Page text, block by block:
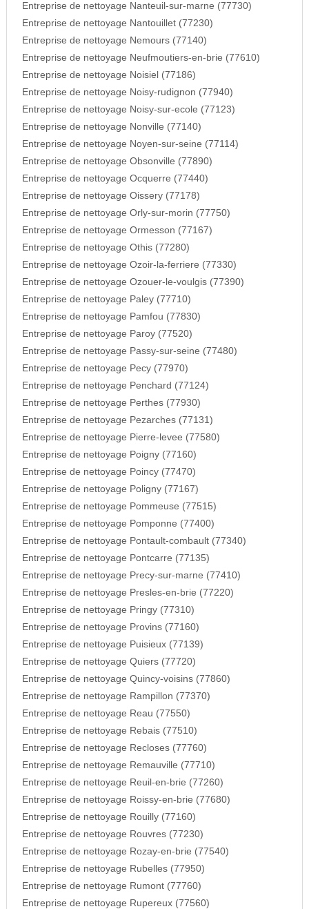
Entreprise de nettoyage Nanteuil-sur-marne (77730)
Entreprise de nettoyage Nantouillet (77230)
Entreprise de nettoyage Nemours (77140)
Entreprise de nettoyage Neufmoutiers-en-brie (77610)
Entreprise de nettoyage Noisiel (77186)
Entreprise de nettoyage Noisy-rudignon (77940)
Entreprise de nettoyage Noisy-sur-ecole (77123)
Entreprise de nettoyage Nonville (77140)
Entreprise de nettoyage Noyen-sur-seine (77114)
Entreprise de nettoyage Obsonville (77890)
Entreprise de nettoyage Ocquerre (77440)
Entreprise de nettoyage Oissery (77178)
Entreprise de nettoyage Orly-sur-morin (77750)
Entreprise de nettoyage Ormesson (77167)
Entreprise de nettoyage Othis (77280)
Entreprise de nettoyage Ozoir-la-ferriere (77330)
Entreprise de nettoyage Ozouer-le-voulgis (77390)
Entreprise de nettoyage Paley (77710)
Entreprise de nettoyage Pamfou (77830)
Entreprise de nettoyage Paroy (77520)
Entreprise de nettoyage Passy-sur-seine (77480)
Entreprise de nettoyage Pecy (77970)
Entreprise de nettoyage Penchard (77124)
Entreprise de nettoyage Perthes (77930)
Entreprise de nettoyage Pezarches (77131)
Entreprise de nettoyage Pierre-levee (77580)
Entreprise de nettoyage Poigny (77160)
Entreprise de nettoyage Poincy (77470)
Entreprise de nettoyage Poligny (77167)
Entreprise de nettoyage Pommeuse (77515)
Entreprise de nettoyage Pomponne (77400)
Entreprise de nettoyage Pontault-combault (77340)
Entreprise de nettoyage Pontcarre (77135)
Entreprise de nettoyage Precy-sur-marne (77410)
Entreprise de nettoyage Presles-en-brie (77220)
Entreprise de nettoyage Pringy (77310)
Entreprise de nettoyage Provins (77160)
Entreprise de nettoyage Puisieux (77139)
Entreprise de nettoyage Quiers (77720)
Entreprise de nettoyage Quincy-voisins (77860)
Entreprise de nettoyage Rampillon (77370)
Entreprise de nettoyage Reau (77550)
Entreprise de nettoyage Rebais (77510)
Entreprise de nettoyage Recloses (77760)
Entreprise de nettoyage Remauville (77710)
Entreprise de nettoyage Reuil-en-brie (77260)
Entreprise de nettoyage Roissy-en-brie (77680)
Entreprise de nettoyage Rouilly (77160)
Entreprise de nettoyage Rouvres (77230)
Entreprise de nettoyage Rozay-en-brie (77540)
Entreprise de nettoyage Rubelles (77950)
Entreprise de nettoyage Rumont (77760)
Entreprise de nettoyage Rupereux (77560)